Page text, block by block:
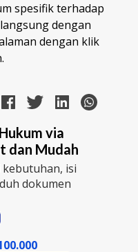
spesifik terhadap
dengan
dengan klik
via
dan Mudah
isi
dokumen